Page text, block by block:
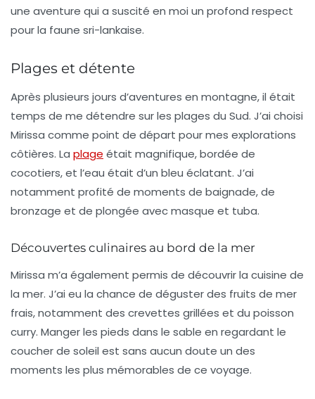
une aventure qui a suscité en moi un profond respect
pour la faune sri-lankaise.
Plages et détente
Après plusieurs jours d’aventures en montagne, il était
temps de me détendre sur les plages du Sud. J’ai choisi
Mirissa comme point de départ pour mes explorations
côtières. La plage était magnifique, bordée de
cocotiers, et l’eau était d’un bleu éclatant. J’ai
notamment profité de moments de baignade, de
bronzage et de plongée avec masque et tuba.
Découvertes culinaires au bord de la mer
Mirissa m’a également permis de découvrir la cuisine de
la mer. J’ai eu la chance de déguster des fruits de mer
frais, notamment des crevettes grillées et du poisson
curry. Manger les pieds dans le sable en regardant le
coucher de soleil est sans aucun doute un des
moments les plus mémorables de ce voyage.